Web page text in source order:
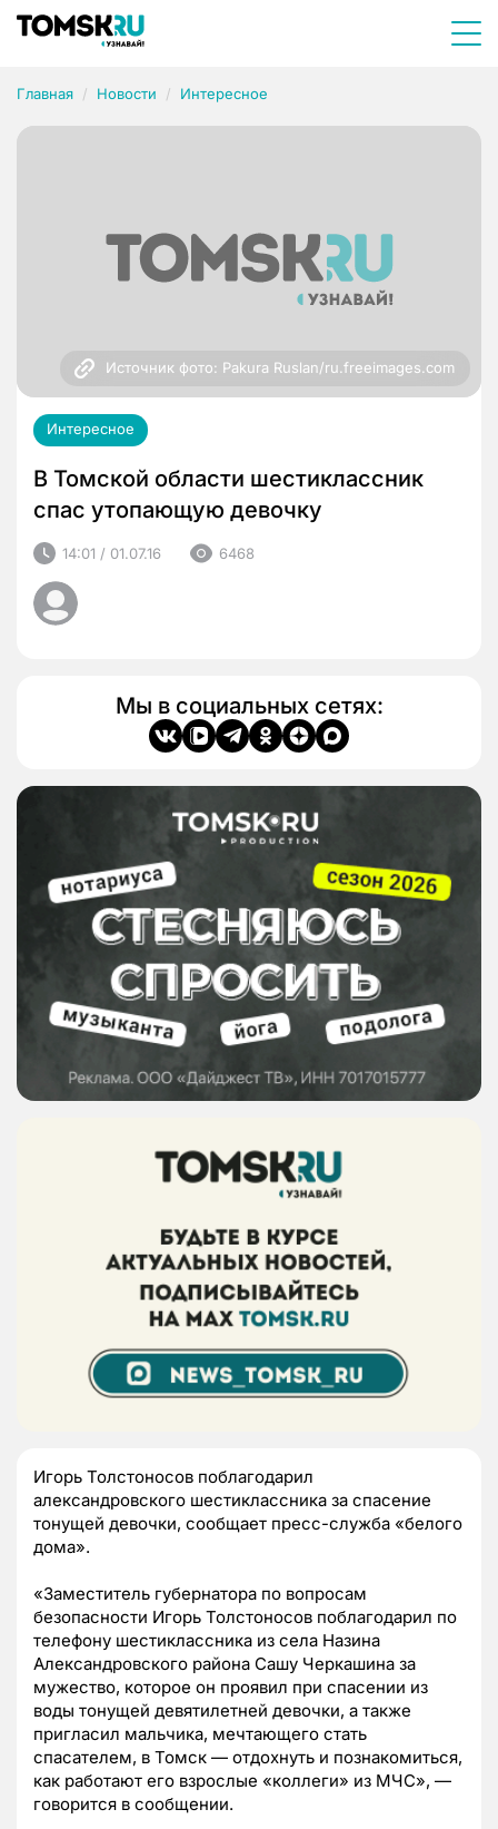
Главная Новости Интересное
Источник фото: Pakura Ruslan/ru.freeimages.com
Интересное
В Томской области шестиклассник
спас утопающую девочку
14:01 / 01.07.16 6468
Мы в социальных сетях:
Игорь Толстоносов поблагодарил
александровского шестиклассника за спасение
тонущей девочки, сообщает пресс-служба «белого
дома».
«Заместитель губернатора по вопросам
безопасности Игорь Толстоносов поблагодарил по
телефону шестиклассника из села Назина
Александровского района Сашу Черкашина за
мужество, которое он проявил при спасении из
воды тонущей девятилетней девочки, а также
пригласил мальчика, мечтающего стать
спасателем, в Томск — отдохнуть и познакомиться,
как работают его взрослые «коллеги» из МЧС», —
говорится в сообщении.